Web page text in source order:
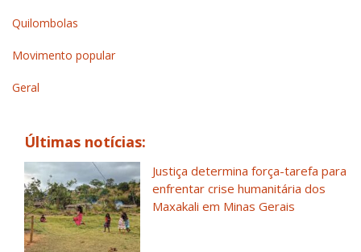
Quilombolas
Movimento popular
Geral
Últimas notícias:
Justiça determina força-tarefa para
enfrentar crise humanitária dos
Maxakali em Minas Gerais